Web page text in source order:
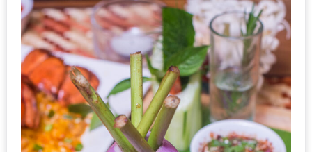
ที่
ทุก
คน
ต้อง
มา
พบ
สินค้า
เรื่อง